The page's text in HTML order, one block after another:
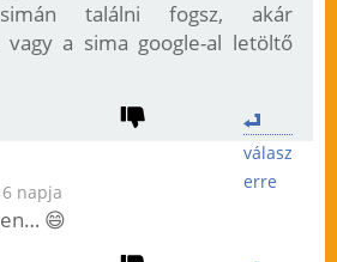
találni fogsz, akár
a sima google-al letöltő
válasz
erre
napja
😄